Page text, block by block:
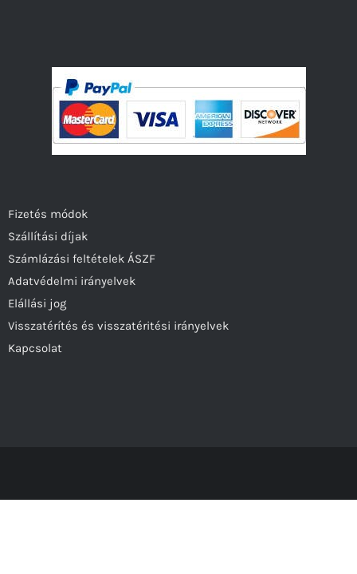
Fizetés módok
Szállítási díjak
Számlázási feltételek ÁSZF
Adatvédelmi irányelvek
Elállási jog
Visszatérítés és visszatéritési irányelvek
Kapcsolat